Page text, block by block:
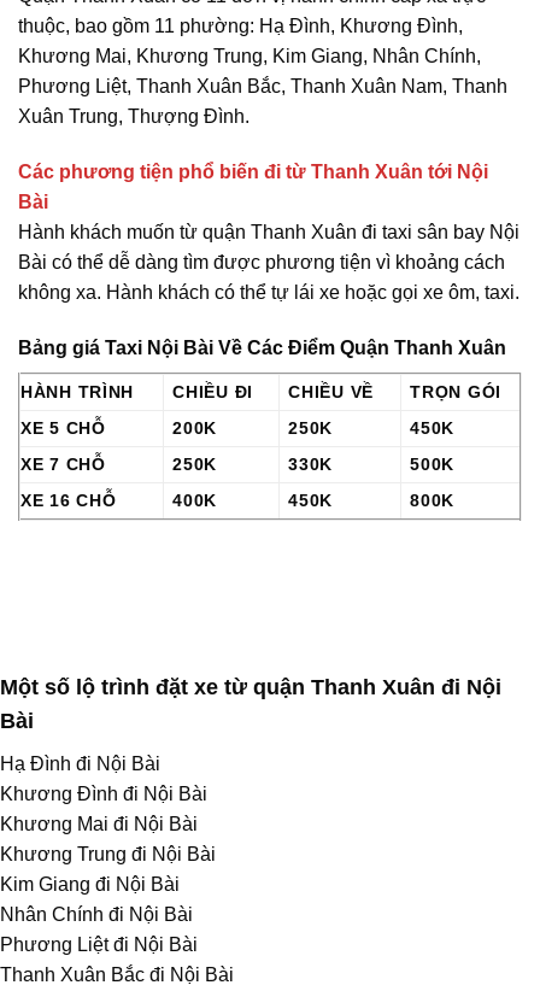
thuộc, bao gồm 11 phường: Hạ Đình, Khương Đình,
Khương Mai, Khương Trung, Kim Giang, Nhân Chính,
Phương Liệt, Thanh Xuân Bắc, Thanh Xuân Nam, Thanh
Xuân Trung, Thượng Đình.
Các phương tiện phổ biến đi từ Thanh Xuân tới Nội
Bài
Hành khách muốn từ quận Thanh Xuân đi taxi sân bay Nội
Bài có thể dễ dàng tìm được phương tiện vì khoảng cách
không xa. Hành khách có thể tự lái xe hoặc gọi xe ôm, taxi.
Bảng giá Taxi Nội Bài Về Các Điểm Quận Thanh Xuân
HÀNH TRÌNH CHIỀU ĐI CHIỀU VỀ
TRỌN GÓI
XE 5 CHỖ
200K 250K
450K
XE 7 CHỖ
250K 330K
500K
XE 16 CHỖ
400K 450K 800K
Một số lộ trình đặt xe từ quận Thanh Xuân đi Nội
Bài
Hạ Đình đi Nội Bài
Khương Đình đi Nội Bài
Khương Mai đi Nội Bài
Khương Trung đi Nội Bài
Kim Giang đi Nội Bài
Nhân Chính đi Nội Bài
Phương Liệt đi Nội Bài
Thanh Xuân Bắc đi Nội Bài